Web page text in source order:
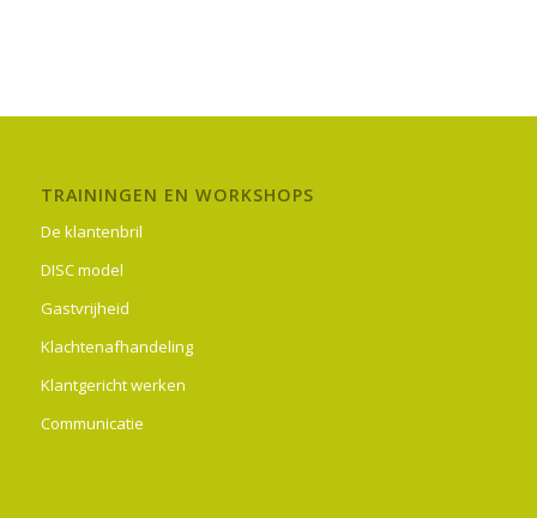
TRAININGEN EN WORKSHOPS
De klantenbril
DISC model
Gastvrijheid
Klachtenafhandeling
Klantgericht werken
Communicatie